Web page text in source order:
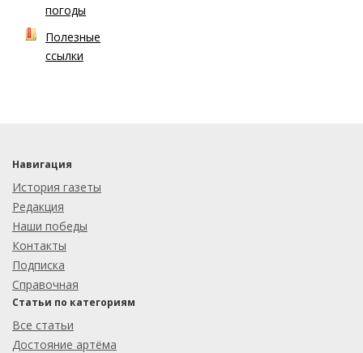
погоды
Полезные
ссылки
Навигация
История газеты
Редакция
Наши победы
Контакты
Подписка
Справочная
Статьи по категориям
Все статьи
Достояние артёма